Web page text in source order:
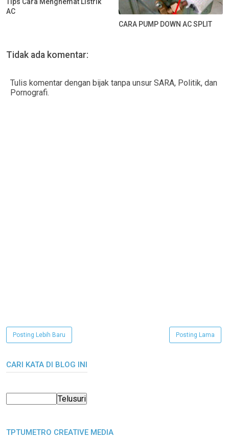
Tips Cara Menghemat Listrik
AC
CARA PUMP DOWN AC SPLIT
Tidak ada komentar:
Tulis komentar dengan bijak tanpa unsur SARA, Politik, dan
Pornografi.
Posting Lebih Baru Posting Lama
CARI KATA DI BLOG INI
TPTUMETRO CREATIVE MEDIA